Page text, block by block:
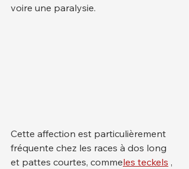
voire une paralysie.
Cette affection est particulièrement
fréquente chez les races à dos long
et pattes courtes, commeles teckels ,